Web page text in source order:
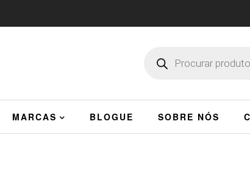
MARCAS BLOGUE SOBRE NÓS